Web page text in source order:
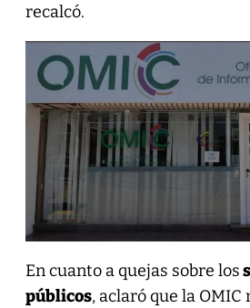
recalcó.
En cuanto a quejas sobre los
públicos, aclaró que la OMIC